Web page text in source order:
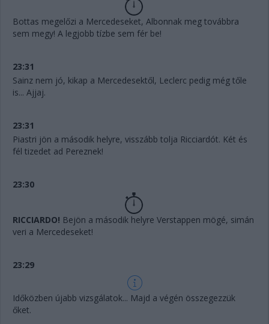
Bottas megelőzi a Mercedeseket, Albonnak meg továbbra
sem megy! A legjobb tízbe sem fér be!
23:31
Sainz nem jó, kikap a Mercedesektől, Leclerc pedig még tőle
is... Ajjaj.
23:31
Piastri jön a második helyre, visszább tolja Ricciardót. Két és
fél tizedet ad Pereznek!
23:30
RICCIARDO! Bejön a második helyre Verstappen mögé, simán
veri a Mercedeseket!
23:29
Időközben újabb vizsgálatok... Majd a végén összegezzük
őket.